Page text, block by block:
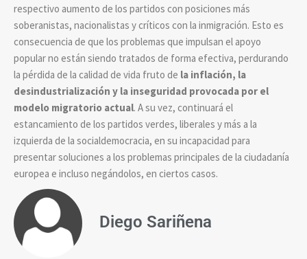
respectivo aumento de los partidos con posiciones más
soberanistas, nacionalistas y críticos con la inmigración. Esto es
consecuencia de que los problemas que impulsan el apoyo
popular no están siendo tratados de forma efectiva, perdurando
la pérdida de la calidad de vida fruto de la inflación, la
desindustrialización y la inseguridad provocada por el
modelo migratorio actual. A su vez, continuará el
estancamiento de los partidos verdes, liberales y más a la
izquierda de la socialdemocracia, en su incapacidad para
presentar soluciones a los problemas principales de la ciudadanía
europea e incluso negándolos, en ciertos casos.
Diego Sariñena